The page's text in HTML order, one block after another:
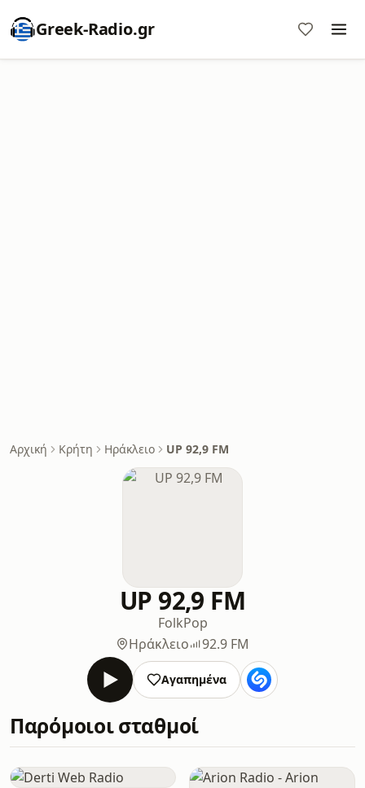
Greek-Radio.gr
Αρχική Κρήτη Ηράκλειο UP 92,9 FM
UP 92,9 FM
FolkPop
Ηράκλειο
92.9 FM
Αγαπημένα
Παρόμοιοι σταθμοί